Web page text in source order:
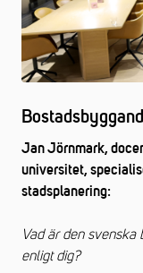
Jan Jörnmark,
universitet,
stadsplanering:
Vad är den
enligt dig?